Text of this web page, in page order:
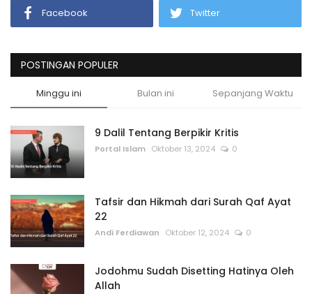
Facebook Twitter
POSTINGAN POPULER
Minggu ini Bulan ini Sepanjang Waktu
9 Dalil Tentang Berpikir Kritis
Portal Islam Oktober 13, 2024 0
Tafsir dan Hikmah dari Surah Qaf Ayat
22
Andi Ferdiawan Oktober 12, 2024 0
Jodohmu Sudah Disetting Hatinya Oleh
Allah